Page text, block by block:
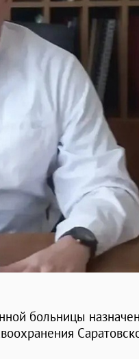
больницы назначен